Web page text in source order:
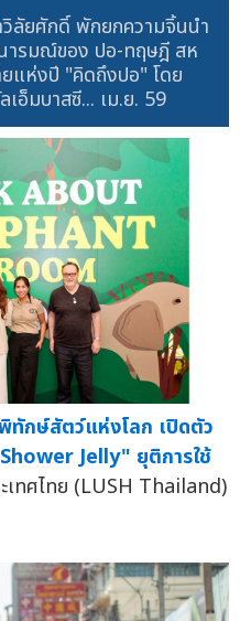
ลัยศักดิ์ พักยกความจิ้นนำ
ารมณ์ของ ปอ-ทฤษฎี สห
แห่งปี "คิดถึงปอ" โดย
อ็มบาสซี... เม.ย. 59
ทักษ์สัตว์แห่งโลก เปิดตัว
Jelly" ยุติการใช้
ทศไทย (LUSH Thailand)